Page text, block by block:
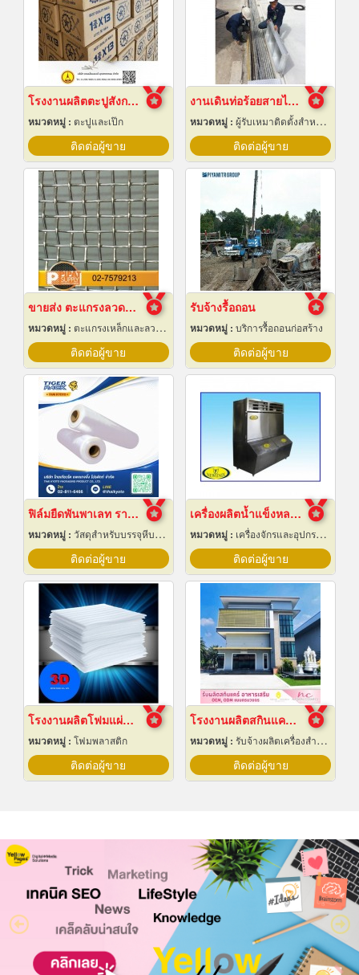
โรงงานผลิตตะปูสังกะสี
หมวดหมู่ : ตะปูและเป๊ก
ติดต่อผู้ขาย
งานเดินท่อร้อยสายไฟฟ้า ระยอง
หมวดหมู่ : ผู้รับเหมาติดตั้งสำหรับบ้านและโรงงานไฟฟ้า
ติดต่อผู้ขาย
ขายส่ง ตะแกรงลวดสานสแตนเลส
หมวดหมู่ : ตะแกรงเหล็กและลวดตาข่าย
ติดต่อผู้ขาย
รับจ้างรื้อถอน
หมวดหมู่ : บริการรื้อถอนก่อสร้าง
ติดต่อผู้ขาย
ฟิล์มยืดพันพาเลท ราคาส่ง
หมวดหมู่ : วัสดุสำหรับบรรจุหีบห่อเครื่องจักรกล
ติดต่อผู้ขาย
เครื่องผลิตน้ำแข็งหลอด เชียงใหม่
หมวดหมู่ : เครื่องจักรและอุปกรณ์ผลิตน้ำแข็ง
ติดต่อผู้ขาย
โรงงานผลิตโฟมแผ่นเกรด A ชลบุรี
หมวดหมู่ : โฟมพลาสติก
ติดต่อผู้ขาย
โรงงานผลิตสกินแคร์ นครปฐม
หมวดหมู่ : รับจ้างผลิตเครื่องสำอาง
ติดต่อผู้ขาย